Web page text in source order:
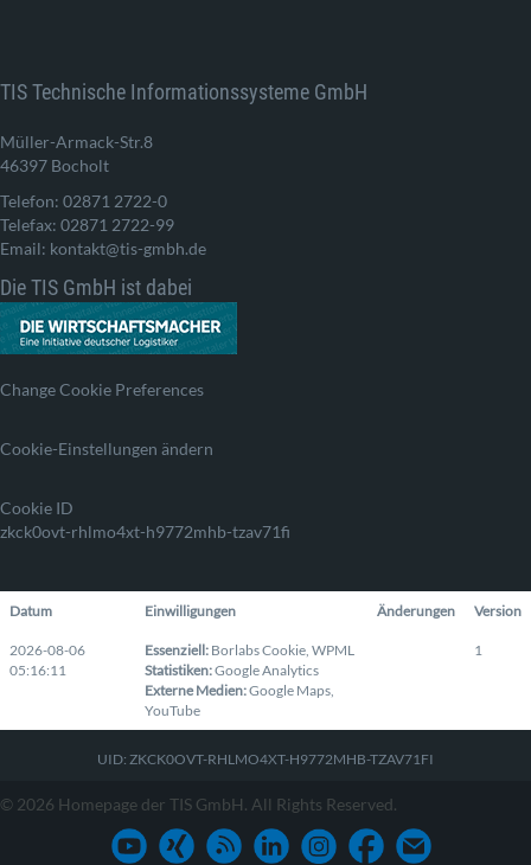
TIS Technische Informationssysteme GmbH
Müller-Armack-Str.8
46397 Bocholt
Telefon: 02871 2722-0
Telefax: 02871 2722-99
Email: kontakt@tis-gmbh.de
Die TIS GmbH ist dabei
Change Cookie Preferences
Cookie-Einstellungen ändern
Cookie ID
zkck0ovt-rhlmo4xt-h9772mhb-tzav71fi
Datum Einwilligungen Änderungen Version
2026-08-06
05:16:11
Essenziell: Borlabs Cookie, WPML
Statistiken:Google Analytics
Externe Medien:Google Maps,
YouTube
1
UID: ZKCK0OVT-RHLMO4XT-H9772MHB-TZAV71FI
© 2026 Homepage der TIS GmbH. All Rights Reserved.